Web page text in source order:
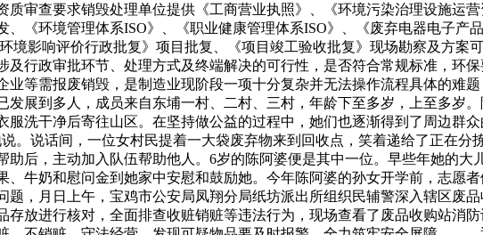
质审查要求销毁处理单位提供《工商营业执照》、《环境污染治理设施运
、《环境管理体系ISO》、《职业健康管理体系ISO》、《废弃电器电子
境影响评价行政批复》项目批复、《项目竣工验收批复》现场勘察及方
及行政审批环节、处理方式及终端解决的可行性，是否符合常规标准，环
业等需报废销毁，是制造业现阶段一项十分复杂并无法操作流程具体的难
发展到多人，成员来自东埔一村、二村、三村，年龄下至多岁，上至多岁
服洗干净后寄往山区。在坚持做公益的过程中，她们也逐渐得到了周边群
。说话间，一位女村民提着一大袋废弃物来到回收点，笑着递给了正在
助后，主动加入队伍帮助他人。6岁的陈阿婆便是其中一位。早些年她的
、牛奶和慰问金到她家中安慰和鼓励她。今年陈阿婆的孙女开学前，志愿
题，月日上午，宝鸡市公安局凤翔分局纸坊派出所组织民辅警深入辖区
存放进行核对，全面排查收赃销赃等违法行为，现场查看了废品收购站消